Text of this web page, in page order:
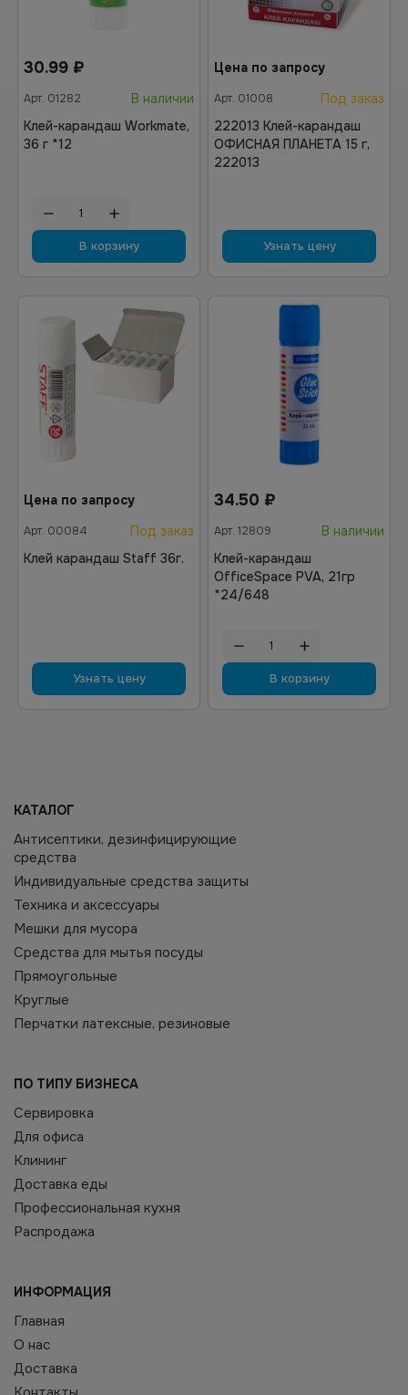
30.99 ₽
Арт. 01282
В наличии
Клей-карандаш Workmate,
36 г *12
В корзину
Цена по запросу
Арт. 01008
Под заказ
222013 Клей-карандаш
ОФИСНАЯ ПЛАНЕТА 15 г,
222013
Узнать цену
Цена по запросу
Арт. 00084
Под заказ
Клей карандаш Staff 36г.
Узнать цену
34.50 ₽
Арт. 12809
В наличии
Клей-карандаш
OfficeSpace PVA, 21гр
*24/648
В корзину
КАТАЛОГ
Антисептики, дезинфицирующие
средства
Индивидуальные средства защиты
Техника и аксессуары
Мешки для мусора
Средства для мытья посуды
Прямоугольные
Круглые
Перчатки латексные, резиновые
ПО ТИПУ БИЗНЕСА
Сервировка
Для офиса
Клининг
Доставка еды
Профессиональная кухня
Распродажа
ИНФОРМАЦИЯ
Главная
О нас
Доставка